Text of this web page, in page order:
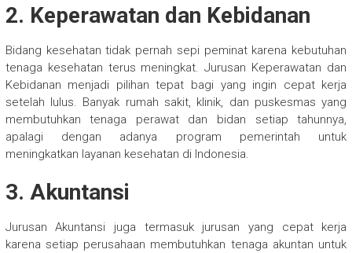
2. Keperawatan dan Kebidanan
Bidang kesehatan tidak pernah sepi peminat karena kebutuhan
tenaga kesehatan terus meningkat. Jurusan Keperawatan dan
Kebidanan menjadi pilihan tepat bagi yang ingin cepat kerja
setelah lulus. Banyak rumah sakit, klinik, dan puskesmas yang
membutuhkan tenaga perawat dan bidan setiap tahunnya,
apalagi dengan adanya program pemerintah untuk
meningkatkan layanan kesehatan di Indonesia.
3. Akuntansi
Jurusan Akuntansi juga termasuk jurusan yang cepat kerja
karena setiap perusahaan membutuhkan tenaga akuntan untuk